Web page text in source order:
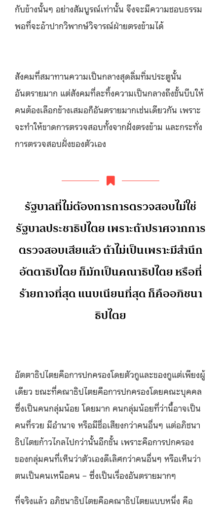
กับข้างนั้นๆ อย่างสัมบูรณ์เท่านั้น จึงจะมีความชอบธรรม
พอที่จะอ้าปากวิพากษ์วิจารณ์ฝ่ายตรงข้ามได้
สังคมที่สมาทานความเป็นกลางสุดลิ่มทิ่มประตูนั้น
อันตรายมาก แต่สังคมที่ละทิ้งความเป็นกลางถึงขั้นบีบให้
คนต้องเลือกข้างเสมอก็อันตรายมากเช่นเดียวกัน เพราะ
จะทำให้ขาดการตรวจสอบทั้งจากฝั่งตรงข้าม และกระทั่ง
การตรวจสอบฝั่งของตัวเอง
รัฐบาลที่ไม่ต้องการการตรวจสอบไม่ใช่
รัฐบาลประชาธิปไตย เพราะถ้าปราศจากการ
ตรวจสอบเสียแล้ว ถ้าไม่เป็นเพราะมีสำนึก
อัตตาธิปไตย ก็มักเป็นคณาธิปไตย หรือที่
ร้ายกาจที่สุด แนบเนียนที่สุด ก็คืออภิชนา
ธิปไตย
อัตตาธิปไตยคือการปกครองโดยตัวกูและของกูแต่เพียงผู้
เดียว ขณะที่คณาธิปไตยคือการปกครองโดยคณะบุคคล
ซึ่งเป็นคนกลุ่มน้อย โดยมาก คนกลุ่มน้อยที่ว่านี้อาจเป็น
คนที่รวย มีอำนาจ หรือมีชื่อเสียงกว่าคนอื่นๆ แต่อภิชนา
ธิปไตยก้าวไกลไปกว่านั้นอีกขั้น เพราะคือการปกครอง
ของกลุ่มคนที่เห็นว่าตัวเองดีเลิศกว่าคนอื่นๆ หรือเห็นว่า
ตนเป็นคนเหนือคน – ซึ่งเป็นเรื่องอันตรายมากๆ
ที่จริงแล้ว อภิชนาธิปไตยคือคณาธิปไตยแบบหนึ่ง คือ